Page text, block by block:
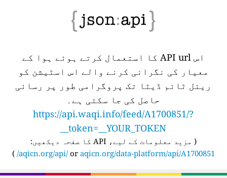
اس API url کا استعمال کرتے ہوئے ہوا کے
معیار کی نگرانی کرنے والے اس اسٹیشن کو
ریئل ٹائم ڈیٹا تک پروگرامی طور پر رسائی
حاصل کی جا سکتی ہے۔
https://api.waqi.info/feed/A1700851/?
token=__YOUR_TOKEN__
(مزید معلومات کے لیے، API کا صفحہ دیکھیں:
aqicn.org/api/oraqicn.org/data-platform/api/A1700851/
)